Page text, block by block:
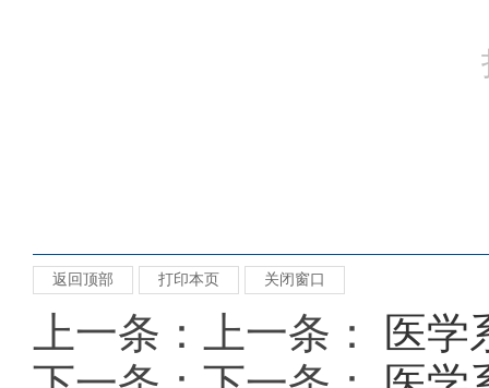
返回顶部 打印本页 关闭窗口
上一条：上一条：
医学